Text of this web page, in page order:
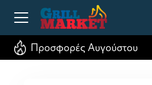
Προσφορές Αυγούστου